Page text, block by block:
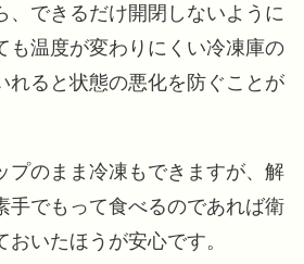
、できるだけ開閉しないように
も温度が変わりにくい冷凍庫の
れると状態の悪化を防ぐことが
プのまま冷凍もできますが、解
手でもって食べるのであれば衛
いたほうが安心です。